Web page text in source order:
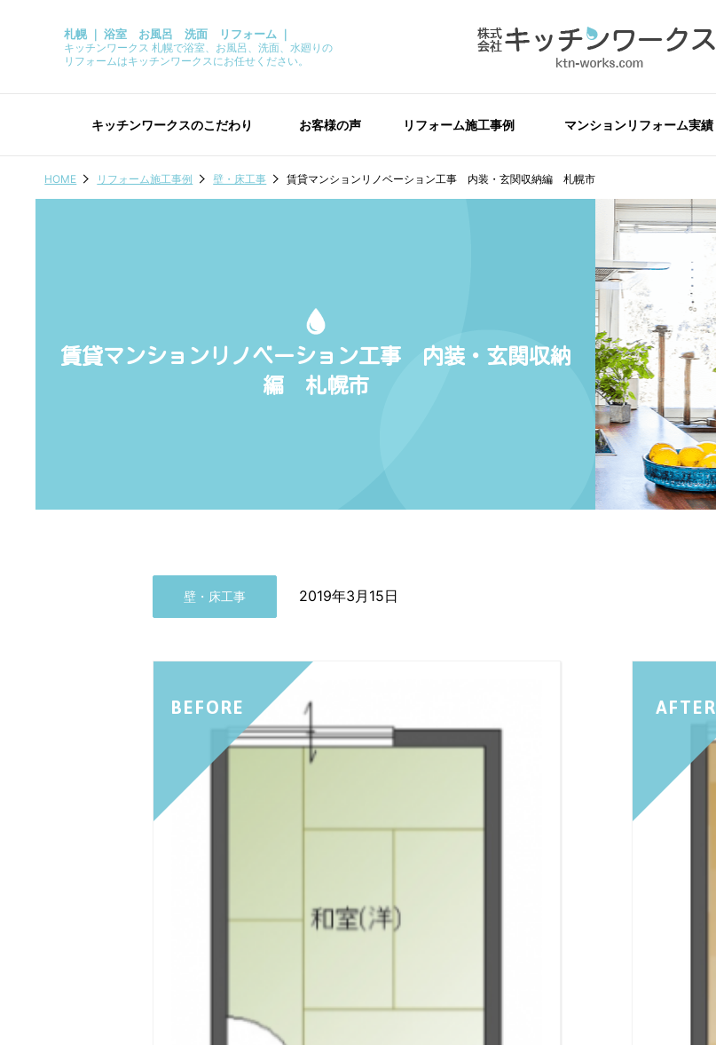
札幌 ｜ 浴室 お風呂 洗面 リフォーム ｜
キッチンワークス 札幌で浴室、お風呂、洗面、水廻りの
リフォームはキッチンワークスにお任せください。
キッチンワークスのこだわり お客様の声 リフォーム施工事例 マンションリフォーム実績
HOME リフォーム施工事例 壁・床工事 賃貸マンションリノベーション工事 内装・玄関収納編 札幌市
賃貸マンションリノベーション工事 内装・玄関収納
編 札幌市
壁・床工事 2019年3月15日
BEFORE AFTER